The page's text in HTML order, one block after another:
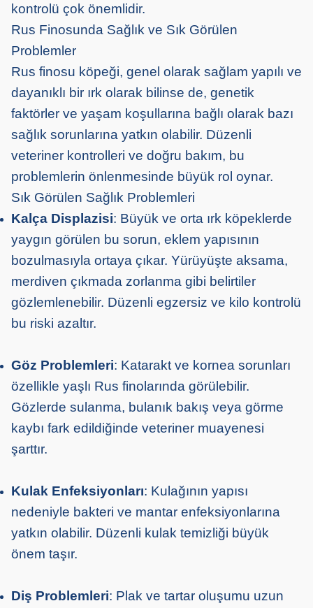
kontrolü çok önemlidir.
Rus Finosunda Sağlık ve Sık Görülen
Problemler
Rus finosu köpeği, genel olarak sağlam yapılı ve
dayanıklı bir ırk olarak bilinse de, genetik
faktörler ve yaşam koşullarına bağlı olarak bazı
sağlık sorunlarına yatkın olabilir. Düzenli
veteriner kontrolleri ve doğru bakım, bu
problemlerin önlenmesinde büyük rol oynar.
Sık Görülen Sağlık Problemleri
Kalça Displazisi: Büyük ve orta ırk köpeklerde
yaygın görülen bu sorun, eklem yapısının
bozulmasıyla ortaya çıkar. Yürüyüşte aksama,
merdiven çıkmada zorlanma gibi belirtiler
gözlemlenebilir. Düzenli egzersiz ve kilo kontrolü
bu riski azaltır.
Göz Problemleri: Katarakt ve kornea sorunları
özellikle yaşlı Rus finolarında görülebilir.
Gözlerde sulanma, bulanık bakış veya görme
kaybı fark edildiğinde veteriner muayenesi
şarttır.
Kulak Enfeksiyonları: Kulağının yapısı
nedeniyle bakteri ve mantar enfeksiyonlarına
yatkın olabilir. Düzenli kulak temizliği büyük
önem taşır.
Diş Problemleri: Plak ve tartar oluşumu uzun